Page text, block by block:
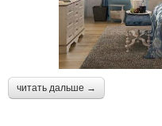
читать дальше →